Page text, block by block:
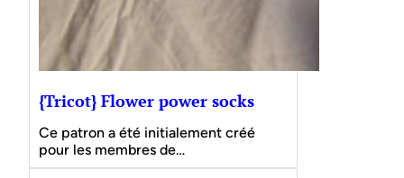
{Tricot} Flower power socks
Ce patron a été initialement créé
pour les membres de…